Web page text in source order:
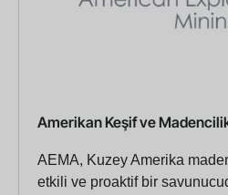
Amerikan Keşif ve
AEMA, Kuzey Amerika
etkili ve proaktif bir